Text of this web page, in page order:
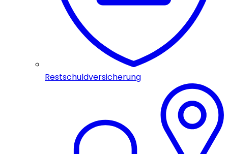
Restschuldversicherung